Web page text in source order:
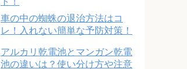
車の中の蜘蛛の退治方法はコ
レ！入れない簡単な予防対策！
アルカリ乾電池とマンガン乾電
池の違いは？使い分け方や注意